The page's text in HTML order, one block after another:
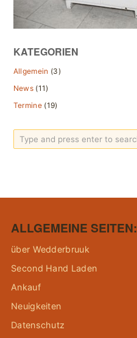
KATEGORIEN
Allgemein (3)
News (11)
Termine (19)
ALLGEMEINE SEITEN:
über Wedderbruuk
Second Hand Laden
Ankauf
Neuigkeiten
Datenschutz